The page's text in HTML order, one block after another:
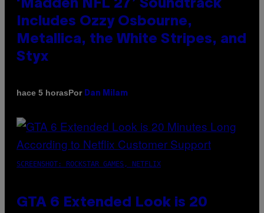
‘Madden NFL 27’ Soundtrack
Includes Ozzy Osbourne,
Metallica, the White Stripes, and
Styx
hace 5 horasPor Dan Milam
SCREENSHOT: ROCKSTAR GAMES, NETFLIX
GTA 6 Extended Look is 20